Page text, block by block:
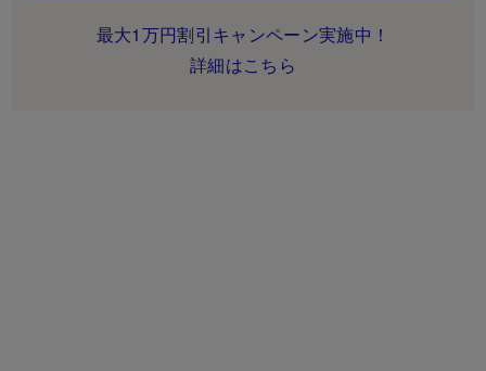
最大1万円割引キャンペーン実施中！
詳細はこちら